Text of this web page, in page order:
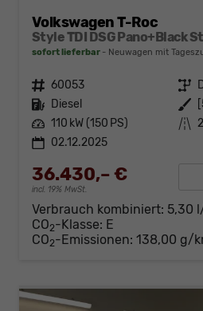
Volkswagen T-Roc
sofort lieferbar Neuwagen mit
Fahrzeugnr. 60053 Getriebe
Kraftstoff Diesel Außenfarbe
Leistung 110 kW (150 PS) Kilometerstand
02.12.2025
36.430,– €
incl. 19% MwSt.
Verbrauch kombiniert: 5,30
CO2-Klasse: E
CO2-Emissionen: 138,00 g/